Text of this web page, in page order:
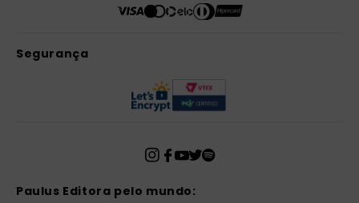
Segurança
Paulus Editora pelo mundo: